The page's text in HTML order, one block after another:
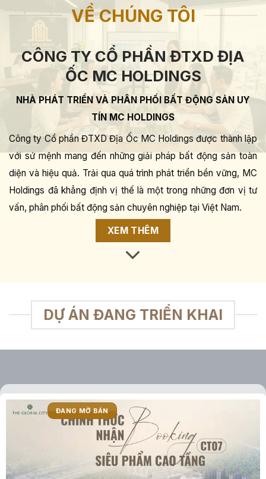
VỀ CHÚNG TÔI
CÔNG TY CỔ PHẦN ĐTXD ĐỊA
ỐC MC HOLDINGS
NHÀ PHÁT TRIỂN VÀ PHÂN PHỐI BẤT ĐỘNG SẢN UY
TÍN MC HOLDINGS
Công ty Cổ phần ĐTXD Địa Ốc MC Holdings được thành lập
với sứ mệnh mang đến những giải pháp bất động sản toàn
diện và hiệu quả. Trải qua quá trình phát triển bền vững, MC
Holdings đã khẳng định vị thế là một trong những đơn vị tư
vấn, phân phối bất động sản chuyên nghiệp tại Việt Nam.
XEM THÊM
DỰ ÁN ĐANG TRIỂN KHAI
ĐANG MỞ BÁN